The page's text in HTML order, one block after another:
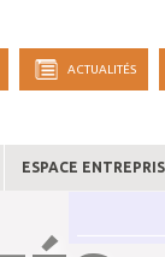
ACTUALITÉS
ESPACE